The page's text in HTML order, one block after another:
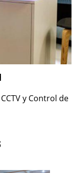
y Control de